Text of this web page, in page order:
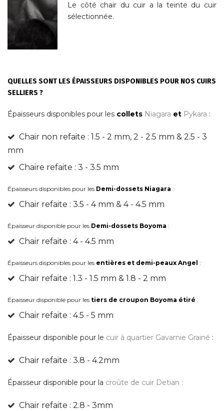
Le côté chair du cuir a la teinte du cuir
sélectionnée.
QUELLES SONT LES ÉPAISSEURS DISPONIBLES POUR NOS CUIRS
SELLIERS ?
Épaisseurs disponibles pour les collets Niagara et Pykara :
Chair non refaite : 1.5 - 2 mm, 2 - 2.5 mm & 2.5 - 3
mm
Chaire refaite : 3 - 3.5 mm
Épaisseurs disponibles pour les Demi-dossets Niagara :
Chair refaite : 3.5 - 4 mm & 4 - 4.5 mm
Épaisseur disponible pour les Demi-dossets Boyoma :
Chair refaite : 4 - 4.5 mm
Épaisseurs disponibles pour les entières et demi-peaux Angel :
Chair refaite : 1.3 - 1.5 mm & 1.8 - 2 mm
Épaisseur disponible pour les tiers de croupon Boyoma étiré :
Chair refaite : 4.5 - 5 mm
Épaisseur disponible pour le cuir à quartier Gavarnie Grainé :
Chair refaite : 3.8 - 4.2mm
Épaisseur disponible pour la croûte de cuir Detian :
Chair refaite : 2.8 - 3mm